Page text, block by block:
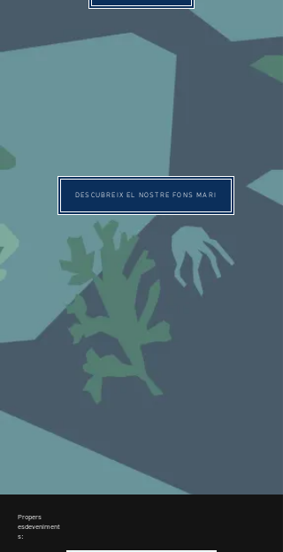
DESCUBREIX EL NOSTRE FONS MARI
Propers
esdeveniment
s: